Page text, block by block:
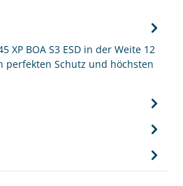
XP BOA S3 ESD in der Weite 12
perfekten Schutz und höchsten